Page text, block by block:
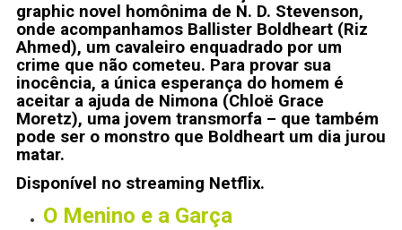
graphic novel homônima de N. D. Stevenson,
onde acompanhamos Ballister Boldheart (Riz
Ahmed), um cavaleiro enquadrado por um
crime que não cometeu. Para provar sua
inocência, a única esperança do homem é
aceitar a ajuda de Nimona (Chloë Grace
Moretz), uma jovem transmorfa – que também
pode ser o monstro que Boldheart um dia jurou
matar.
Disponível no streaming Netflix.
O Menino e a Garça